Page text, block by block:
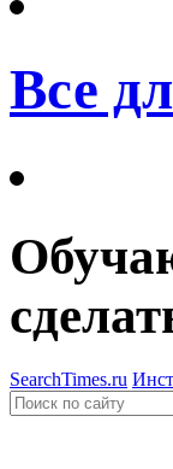
Все
SearchTimes.ru